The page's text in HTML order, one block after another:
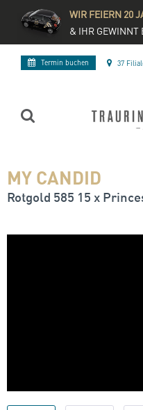
WIR FEIERN 20
& IHR GEWINNT
Termin buchen 37
MY CANDID
Rotgold 585 15 x